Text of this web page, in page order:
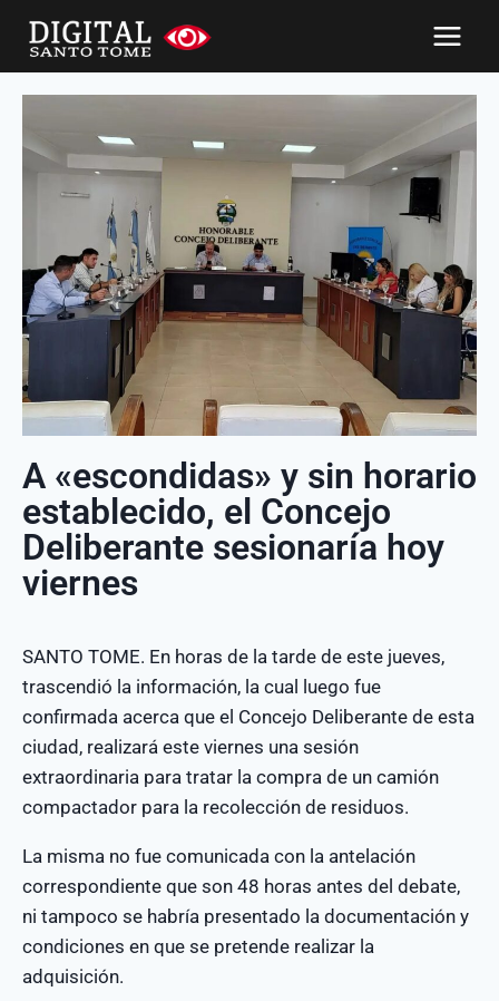
A «escondidas» y sin horario
establecido, el Concejo
Deliberante sesionaría hoy
viernes
SANTO TOME. En horas de la tarde de este jueves,
trascendió la información, la cual luego fue
confirmada acerca que el Concejo Deliberante de esta
ciudad, realizará este viernes una sesión
extraordinaria para tratar la compra de un camión
compactador para la recolección de residuos.
La misma no fue comunicada con la antelación
correspondiente que son 48 horas antes del debate,
ni tampoco se habría presentado la documentación y
condiciones en que se pretende realizar la
adquisición.